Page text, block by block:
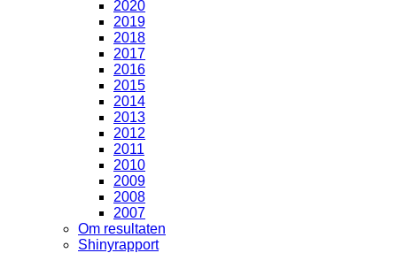
2020
2019
2018
2017
2016
2015
2014
2013
2012
2011
2010
2009
2008
2007
Om resultaten
Shinyrapport